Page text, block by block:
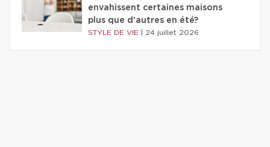
envahissent certaines maisons
plus que d'autres en été?
STYLE DE VIE 24 juillet 2026